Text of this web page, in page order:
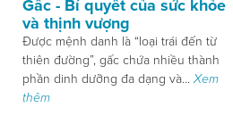
Gấc - Bí quyết của sức khỏe
và thịnh vượng
Được mệnh danh là “loại trái đến từ
thiên đường”, gấc chứa nhiều thành
phần dinh dưỡng đa dạng và...Xem
thêm